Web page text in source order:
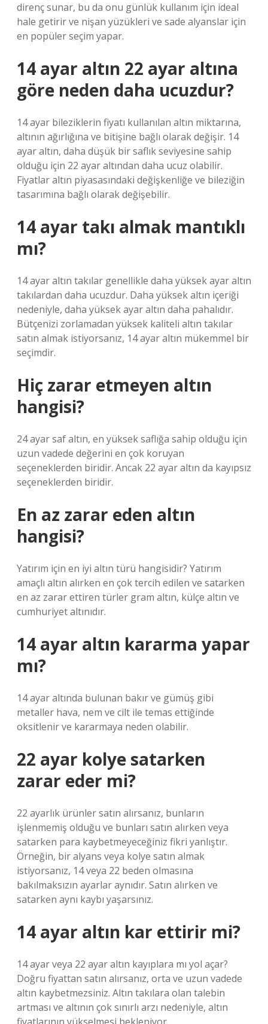
direnç sunar, bu da onu günlük kullanım için ideal
hale getirir ve nişan yüzükleri ve sade alyanslar için
en popüler seçim yapar.
14 ayar altın 22 ayar altına
göre neden daha ucuzdur?
14 ayar bileziklerin fiyatı kullanılan altın miktarına,
altının ağırlığına ve bitişine bağlı olarak değişir. 14
ayar altın, daha düşük bir saflık seviyesine sahip
olduğu için 22 ayar altından daha ucuz olabilir.
Fiyatlar altın piyasasındaki değişkenliğe ve bileziğin
tasarımına bağlı olarak değişebilir.
14 ayar takı almak mantıklı
mı?
14 ayar altın takılar genellikle daha yüksek ayar altın
takılardan daha ucuzdur. Daha yüksek altın içeriği
nedeniyle, daha yüksek ayar altın daha pahalıdır.
Bütçenizi zorlamadan yüksek kaliteli altın takılar
satın almak istiyorsanız, 14 ayar altın mükemmel bir
seçimdir.
Hiç zarar etmeyen altın
hangisi?
24 ayar saf altın, en yüksek saflığa sahip olduğu için
uzun vadede değerini en çok koruyan
seçeneklerden biridir. Ancak 22 ayar altın da kayıpsız
seçeneklerden biridir.
En az zarar eden altın
hangisi?
Yatırım için en iyi altın türü hangisidir? Yatırım
amaçlı altın alırken en çok tercih edilen ve satarken
en az zarar ettiren türler gram altın, külçe altın ve
cumhuriyet altınıdır.
14 ayar altın kararma yapar
mı?
14 ayar altında bulunan bakır ve gümüş gibi
metaller hava, nem ve cilt ile temas ettiğinde
oksitlenir ve kararmaya neden olabilir.
22 ayar kolye satarken
zarar eder mi?
22 ayarlık ürünler satın alırsanız, bunların
işlenmemiş olduğu ve bunları satın alırken veya
satarken para kaybetmeyeceğiniz fikri yanlıştır.
Örneğin, bir alyans veya kolye satın almak
istiyorsanız, 14 veya 22 beden olmasına
bakılmaksızın ayarlar aynıdır. Satın alırken ve
satarken aynı kaybı yaşarsınız.
14 ayar altın kar ettirir mi?
14 ayar veya 22 ayar altın kayıplara mı yol açar?
Doğru fiyattan satın alırsanız, orta ve uzun vadede
altın kaybetmezsiniz. Altın takılara olan talebin
artması ve altının çok sınırlı arzı nedeniyle, altın